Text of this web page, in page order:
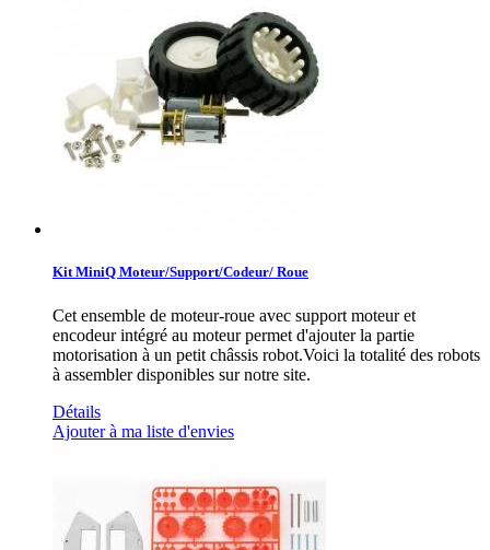
Kit MiniQ Moteur/Support/Codeur/ Roue
Cet ensemble de moteur-roue avec support moteur et
encodeur intégré au moteur permet d'ajouter la partie
motorisation à un petit châssis robot.Voici la totalité des robots
à assembler disponibles sur notre site.
Détails
Ajouter à ma liste d'envies